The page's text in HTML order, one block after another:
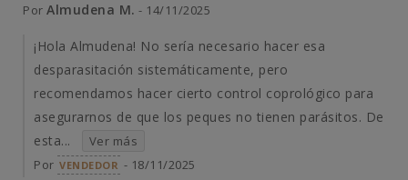
Por Almudena M. - 14/11/2025
¡Hola Almudena! No sería necesario hacer esa
desparasitación sistemáticamente, pero
recomendamos hacer cierto control coprológico para
asegurarnos de que los peques no tienen parásitos. De
esta...
Ver más
Por VENDEDOR - 18/11/2025